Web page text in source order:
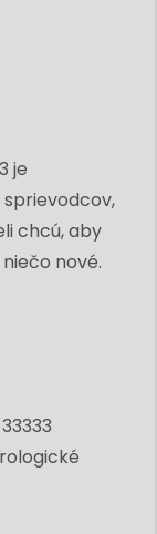
je
chcú, aby
nové.